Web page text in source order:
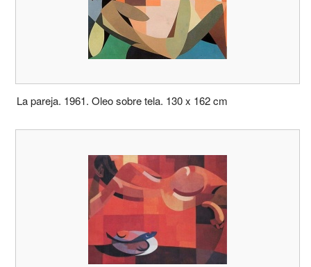
La pareja. 1961. Oleo sobre tela. 130 x 162 cm